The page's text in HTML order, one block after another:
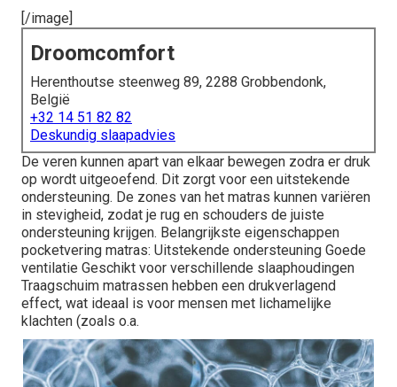
[/image]
Droomcomfort
Herenthoutse steenweg 89, 2288 Grobbendonk,
België
+32 14 51 82 82
Deskundig slaapadvies
De veren kunnen apart van elkaar bewegen zodra er druk
op wordt uitgeoefend. Dit zorgt voor een uitstekende
ondersteuning. De zones van het matras kunnen variëren
in stevigheid, zodat je rug en schouders de juiste
ondersteuning krijgen. Belangrijkste eigenschappen
pocketvering matras: Uitstekende ondersteuning Goede
ventilatie Geschikt voor verschillende slaaphoudingen
Traagschuim matrassen hebben een drukverlagend
effect, wat ideaal is voor mensen met lichamelijke
klachten (zoals o.a.